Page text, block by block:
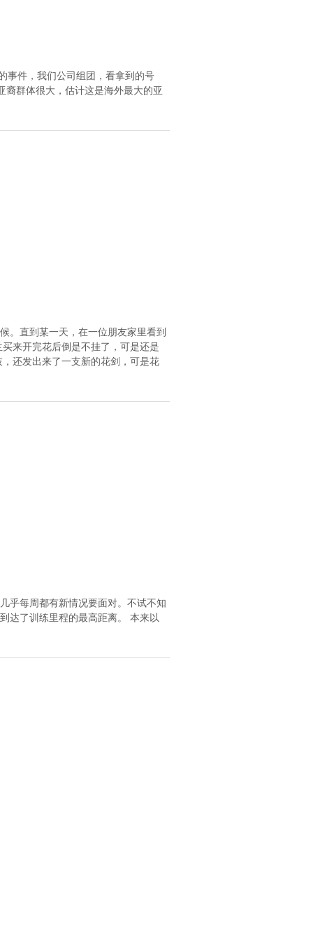
事件，我们公司组团，看拿到的号
裔群体很大，估计这是海外最大的亚
。直到某一天，在一位朋友家里看到
来开完花后倒是不挂了，可是还是
还发出来了一支新的花剑，可是花
乎每周都有新情况要面对。不试不知
达了训练里程的最高距离。 本来以